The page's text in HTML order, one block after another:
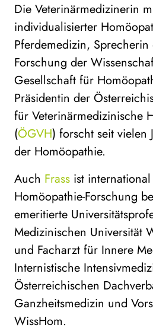
Die Veterinärmedizinerin
individualisierter
Pferdemedizin, Sprecherin
Forschung der
Gesellschaft für
Präsidentin der
für Veterinärmedizinische
(ÖGVH) forscht seit vielen
der Homöopathie.
Auch Frass ist
Homöopathie-Forschung
emeritierte
Medizinischen Universität
und Facharzt für Innere
Internistische
Österreichischen
Ganzheitsmedizin und
WissHom.